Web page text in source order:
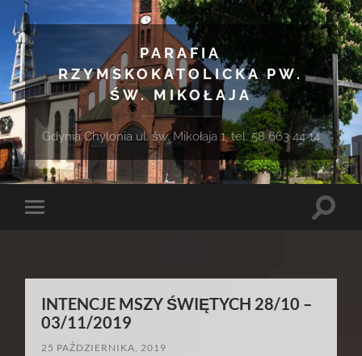
PARAFIA
RZYMSKOKATOLICKA PW.
ŚW. MIKOŁAJA
Gdynia Chylonia ul. św. Mikołaja 1, tel. 58 663 44 14
Toggle
Toggle
INTENCJE MSZY ŚWIĘTYCH 28/10 –
03/11/2019
25 PAŹDZIERNIKA, 2019